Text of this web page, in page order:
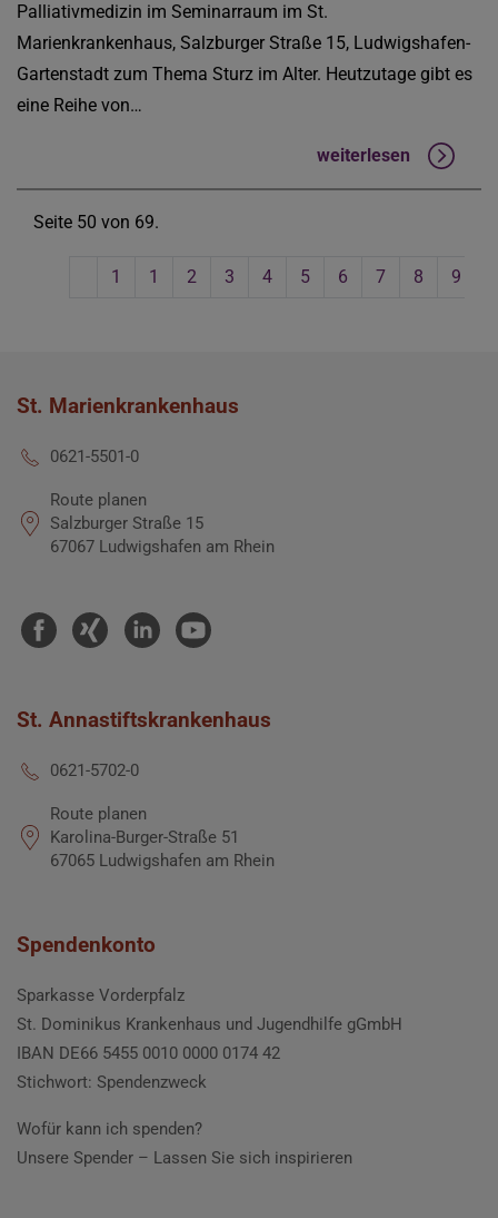
Palliativmedizin im Seminarraum im St.
Marienkrankenhaus, Salzburger Straße 15, Ludwigshafen-
Gartenstadt zum Thema Sturz im Alter. Heutzutage gibt es
eine Reihe von…
weiterlesen
Seite 50 von 69.
1 1 2 3 4 5 6 7 8 9
St. Marienkrankenhaus
0621-5501-0
Route planen
Salzburger Straße 15
67067 Ludwigshafen am Rhein
St. Annastiftskrankenhaus
0621-5702-0
Route planen
Karolina-Burger-Straße 51
67065 Ludwigshafen am Rhein
Spendenkonto
Sparkasse Vorderpfalz
St. Dominikus Krankenhaus und Jugendhilfe gGmbH
IBAN DE66 5455 0010 0000 0174 42
Stichwort: Spendenzweck
Wofür kann ich spenden?
Unsere Spender – Lassen Sie sich inspirieren